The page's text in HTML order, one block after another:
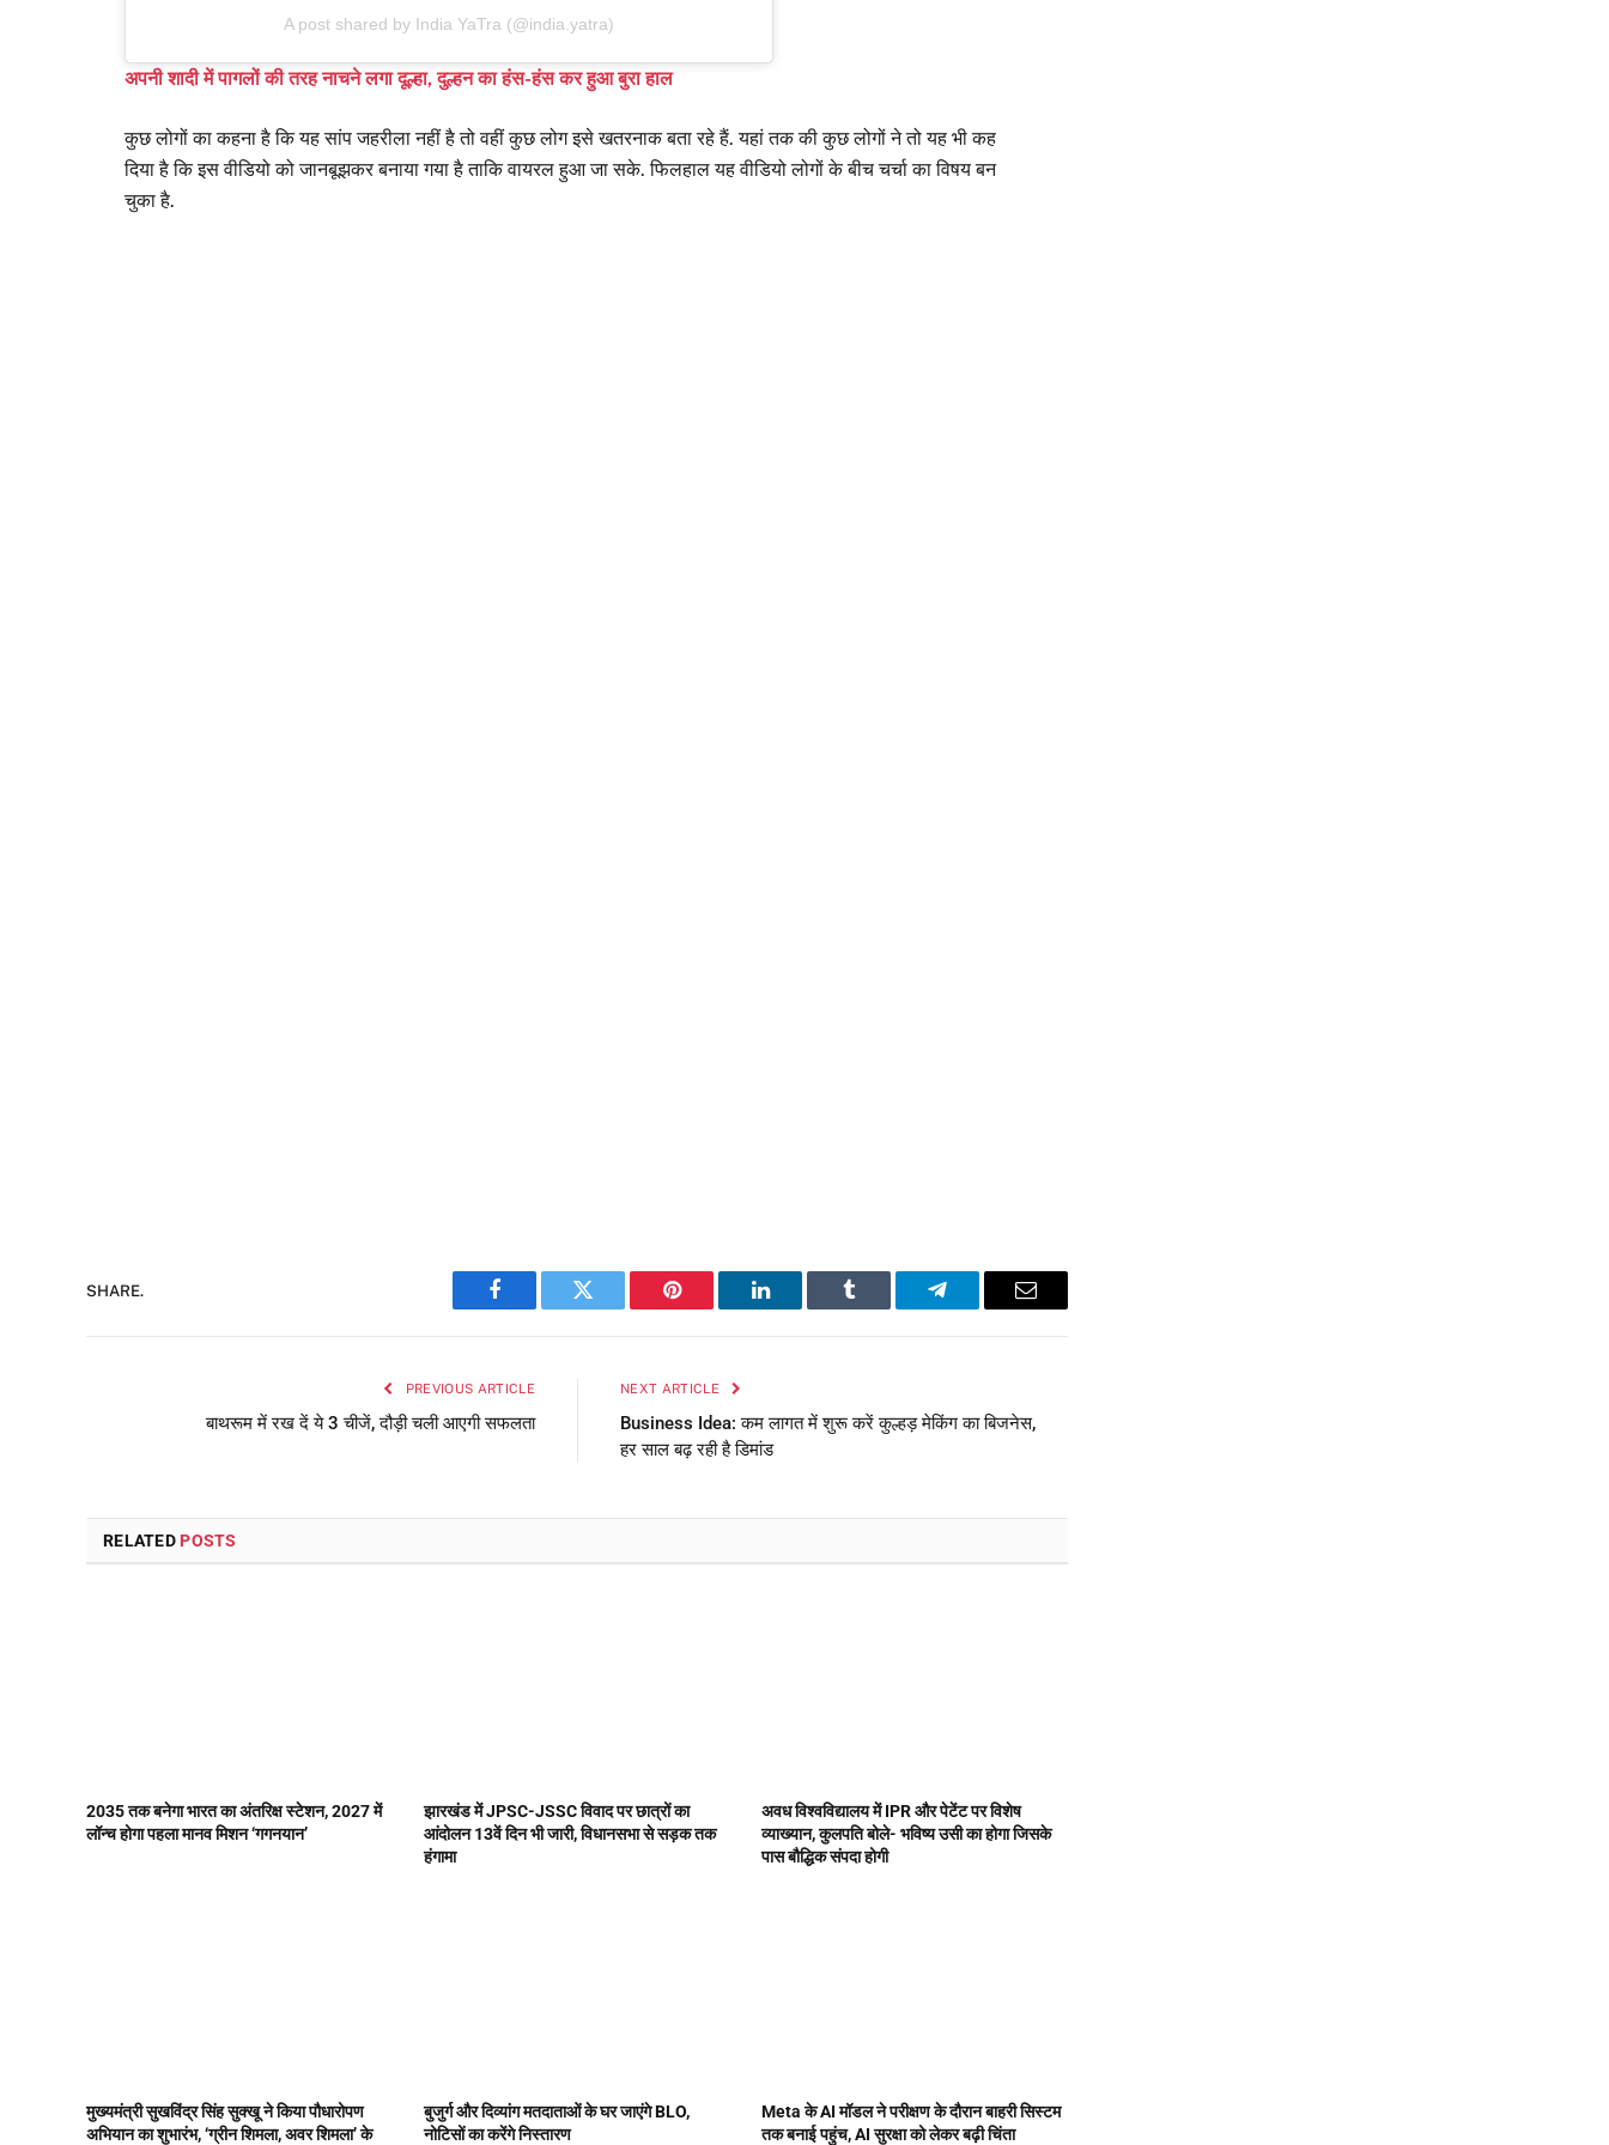
A post shared by India YaTra (@india.yatra)
अपनी शादी में पागलों की तरह नाचने लगा दूल्हा, दुल्हन का हंस-हंस कर हुआ बुरा हाल
कुछ लोगों का कहना है कि यह सांप जहरीला नहीं है तो वहीं कुछ लोग इसे खतरनाक बता रहे हैं. यहां तक की कुछ लोगों ने तो यह भी कह
दिया है कि इस वीडियो को जानबूझकर बनाया गया है ताकि वायरल हुआ जा सके. फिलहाल यह वीडियो लोगों के बीच चर्चा का विषय बन
चुका है.
SHARE.
Facebook Twitter Pinterest LinkedIn Tumblr Telegram Email
PREVIOUS ARTICLE
बाथरूम में रख दें ये 3 चीजें, दौड़ी चली आएगी सफलता
NEXT ARTICLE
Business Idea: कम लागत में शुरू करें कुल्हड़ मेकिंग का बिजनेस,
हर साल बढ़ रही है डिमांड
RELATED POSTS
2035 तक बनेगा भारत का अंतरिक्ष स्टेशन, 2027 में
लॉन्च होगा पहला मानव मिशन ‘गगनयान’
झारखंड में JPSC-JSSC विवाद पर छात्रों का
आंदोलन 13वें दिन भी जारी, विधानसभा से सड़क तक
हंगामा
अवध विश्वविद्यालय में IPR और पेटेंट पर विशेष
व्याख्यान, कुलपति बोले- भविष्य उसी का होगा जिसके
पास बौद्धिक संपदा होगी
मुख्यमंत्री सुखविंद्र सिंह सुक्खू ने किया पौधारोपण
अभियान का शुभारंभ, ‘ग्रीन शिमला, अवर शिमला’ के
बुजुर्ग और दिव्यांग मतदाताओं के घर जाएंगे BLO,
नोटिसों का करेंगे निस्तारण
Meta के AI मॉडल ने परीक्षण के दौरान बाहरी सिस्टम
तक बनाई पहुंच, AI सुरक्षा को लेकर बढ़ी चिंता